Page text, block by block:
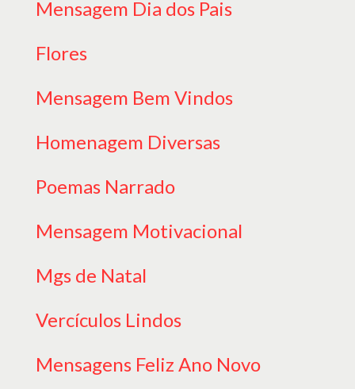
Mensagem Dia dos Pais
Flores
Mensagem Bem Vindos
Homenagem Diversas
Poemas Narrado
Mensagem Motivacional
Mgs de Natal
Vercículos Lindos
Mensagens Feliz Ano Novo